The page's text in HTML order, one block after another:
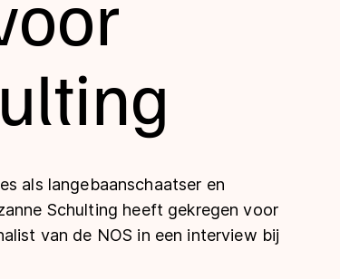
als langebaanschaatser en
Schulting heeft gekregen voor
van de NOS in een interview bij